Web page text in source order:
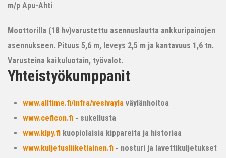
m/p Apu-Ahti
Moottorilla (18 hv)varustettu asennuslautta ankkuripainojen
asennukseen. Pituus 5,6 m, leveys 2,5 m ja kantavuus 1,6 tn.
Varusteina kaikuluotain, työvalot.
Yhteistyökumppanit
www.alltime.fi/infra/vesivayla väylänhoitoa
www.ceficon.fi - sukellusta
www.klpy.fi kuopiolaisia kippareita ja historiaa
www.kuljetusliiketiainen.fi - nosturi ja lavettikuljetukset